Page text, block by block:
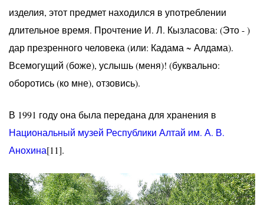
изделия, этот предмет находился в употреблении
длительное время. Прочтение И. Л. Кызласова: (Это - )
дар презренного человека (или: Кадама ~ Алдама).
Всемогущий (боже), услышь (меня)! (буквально:
оборотись (ко мне), отзовись).
В 1991 году она была передана для хранения в
Национальный музей Республики Алтай им. А. В.
Анохина[11].